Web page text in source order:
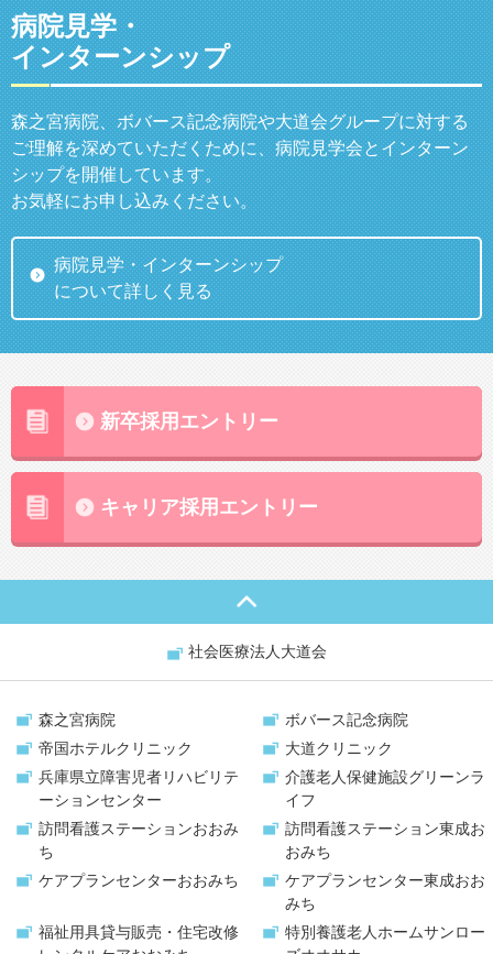
病院見学・
インターンシップ
森之宮病院、ボバース記念病院や大道会グループに対する
ご理解を深めていただくために、病院見学会とインターン
シップを開催しています。
お気軽にお申し込みください。
病院見学・インターンシップ
について詳しく見る
新卒採用エントリー
キャリア採用エントリー
社会医療法人大道会
森之宮病院
ボバース記念病院
帝国ホテルクリニック
大道クリニック
兵庫県立障害児者リハビリテ
ーションセンター
介護老人保健施設グリーンラ
イフ
訪問看護ステーションおおみ
ち
訪問看護ステーション東成お
おみち
ケアプランセンターおおみち ケアプランセンター東成おお
みち
福祉用具貸与販売・ 住宅改修
特別養護老人ホームサンロー